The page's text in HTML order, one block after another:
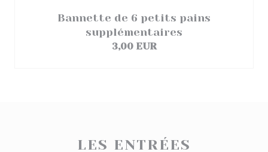
Bannette de 6 petits pains
supplémentaires
3,00 EUR
LES ENTRÉES